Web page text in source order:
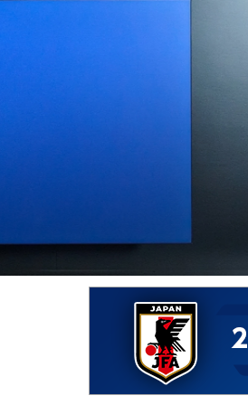
U20アジアカップ中国2027予